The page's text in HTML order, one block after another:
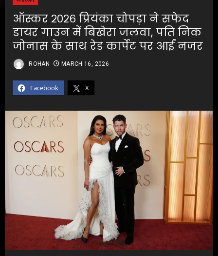
ऑस्कर २०२६ प्रियंका चोपड़ा ने सफेद
डायर गाउन में बिखेरा जलवा, पति निक
जोनास के साथ रेड कार्पेट पर आईं नजर
Facebook X
ROHAN MARCH 16, 2026